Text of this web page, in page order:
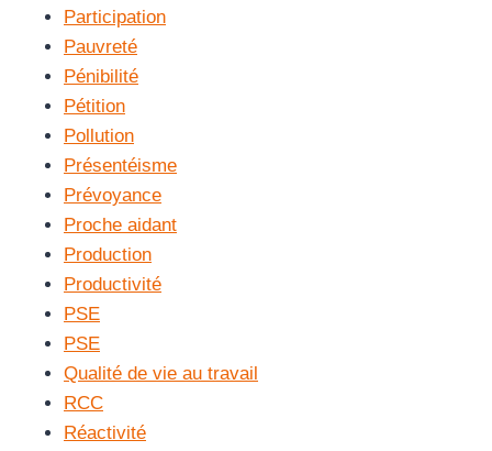
Participation
Pauvreté
Pénibilité
Pétition
Pollution
Présentéisme
Prévoyance
Proche aidant
Production
Productivité
PSE
PSE
Qualité de vie au travail
RCC
Réactivité